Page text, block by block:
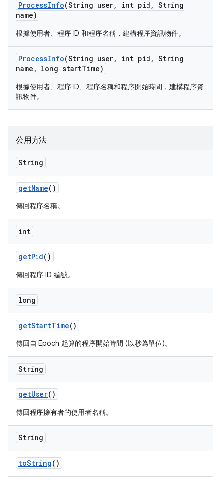
ProcessInfo(String user, int pid , String
name)
根據使用者、程序 ID 和程序名稱，建構程序資訊物件。
ProcessInfo(String user, int pid , String
name , long startTime)
根據使用者、程序 ID、程序名稱和程序開始時間，建構程序資
訊物件。
公用方法
String
getName()
傳回程序名稱。
int
getPid()
傳回程序 ID 編號。
long
getStartTime()
傳回自 Epoch 起算的程序開始時間 (以秒為單位)。
String
getUser()
傳回程序擁有者的使用者名稱。
String
toString()